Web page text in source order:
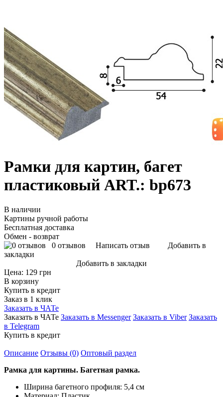
Рамки для картин, багет
пластиковый ART.: bp673
В наличии
Картины ручной работы
Бесплатная доставка
Обмен - возврат
0 отзывов
Написать отзыв
Добавить в
закладки
Добавить в закладки
Цена: 129 грн
В корзину
Купить в кредит
Заказ в 1 клик
Заказать в ЧАТе
Заказать в ЧАТе Заказать в Messenger Заказать в Viber Заказать
в Telegram
Купить в кредит
Описание Отзывы (0) Оптовый раздел
Рамка для картины. Багетная рамка.
Ширина багетного профиля: 5,4 см